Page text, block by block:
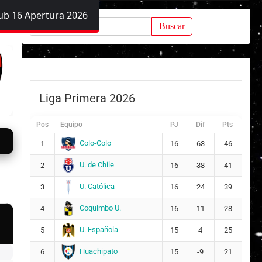
16 Apertura 2026
Buscar:
Liga Primera 2026
Pos Equipo PJ Dif Pts
1 Colo-Colo 16 63 46
2 U. de Chile 16 38 41
3 U. Católica 16 24 39
4 Coquimbo U. 16 11 28
5 U. Española 15 4 25
6 Huachipato 15 -9 21